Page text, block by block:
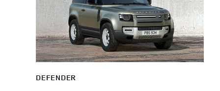
DEFENDER